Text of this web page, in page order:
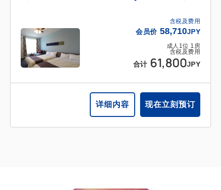
含税及费用
会员价 58,710JPY
成人 1位 1 房
含税及费用
合计 61,800JPY
详细内容 现在立刻预订